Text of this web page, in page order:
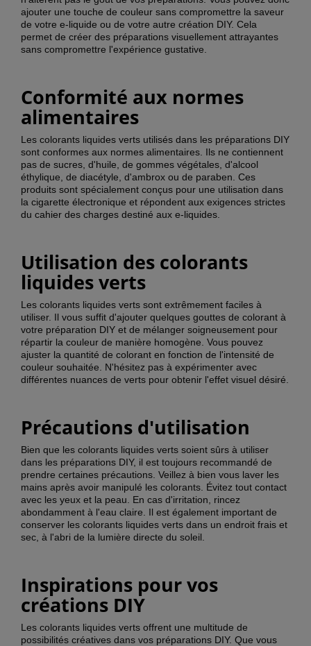
ajouter une touche de couleur sans compromettre la saveur
de votre e-liquide ou de votre autre création DIY. Cela
permet de créer des préparations visuellement attrayantes
sans compromettre l'expérience gustative.
Conformité aux normes
alimentaires
Les colorants liquides verts utilisés dans les préparations DIY
sont conformes aux normes alimentaires. Ils ne contiennent
pas de sucres, d'huile, de gommes végétales, d'alcool
éthylique, de diacétyle, d'ambrox ou de paraben. Ces
produits sont spécialement conçus pour une utilisation dans
la cigarette électronique et répondent aux exigences strictes
du cahier des charges destiné aux e-liquides.
Utilisation des colorants
liquides verts
Les colorants liquides verts sont extrêmement faciles à
utiliser. Il vous suffit d'ajouter quelques gouttes de colorant à
votre préparation DIY et de mélanger soigneusement pour
répartir la couleur de manière homogène. Vous pouvez
ajuster la quantité de colorant en fonction de l'intensité de
couleur souhaitée. N'hésitez pas à expérimenter avec
différentes nuances de verts pour obtenir l'effet visuel désiré.
Précautions d'utilisation
Bien que les colorants liquides verts soient sûrs à utiliser
dans les préparations DIY, il est toujours recommandé de
prendre certaines précautions. Veillez à bien vous laver les
mains après avoir manipulé les colorants. Évitez tout contact
avec les yeux et la peau. En cas d'irritation, rincez
abondamment à l'eau claire. Il est également important de
conserver les colorants liquides verts dans un endroit frais et
sec, à l'abri de la lumière directe du soleil.
Inspirations pour vos
créations DIY
Les colorants liquides verts offrent une multitude de
possibilités créatives dans vos préparations DIY. Que vous